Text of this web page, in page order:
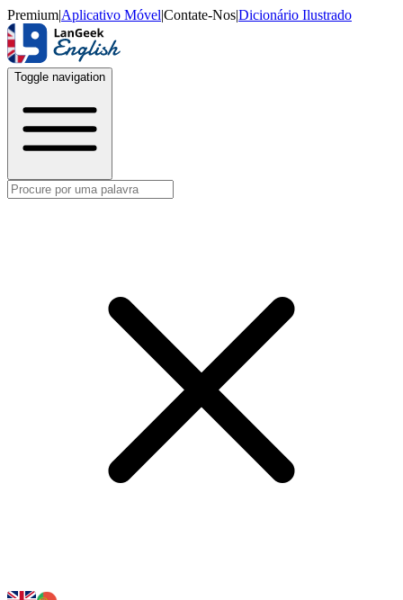
Premium|Aplicativo Móvel|Contate-Nos|Dicionário Ilustrado
Toggle navigation